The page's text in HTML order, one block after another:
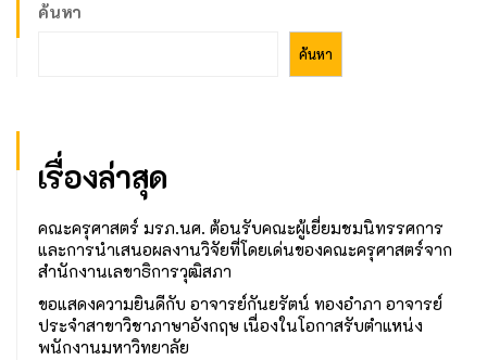
ค้นหา
ค้นหา
เรื่องล่าสุด
คณะครุศาสตร์ มรภ.นศ. ต้อนรับคณะผู้เยี่ยมชมนิทรรศการ
และการนำเสนอผลงานวิจัยที่โดยเด่นของคณะครุศาสตร์จาก
สำนักงานเลขาธิการวุฒิสภา
ขอแสดงความยินดีกับ อาจารย์กันยรัตน์ ทองอำภา อาจารย์
ประจำสาขาวิชาภาษาอังกฤษ เนื่องในโอกาสรับตำแหน่ง
พนักงานมหาวิทยาลัย